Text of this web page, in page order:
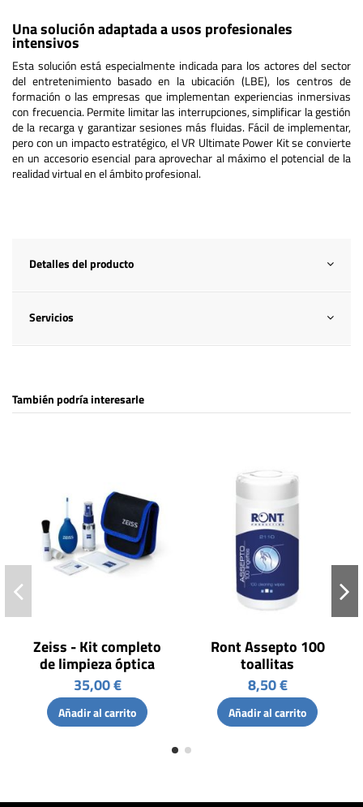
Una solución adaptada a usos profesionales
intensivos
Esta solución está especialmente indicada para los actores del sector
del entretenimiento basado en la ubicación (LBE), los centros de
formación o las empresas que implementan experiencias inmersivas
con frecuencia. Permite limitar las interrupciones, simplificar la gestión
de la recarga y garantizar sesiones más fluidas. Fácil de implementar,
pero con un impacto estratégico, el VR Ultimate Power Kit se convierte
en un accesorio esencial para aprovechar al máximo el potencial de la
realidad virtual en el ámbito profesional.
Detalles del producto
Servicios
También podría interesarle
Zeiss - Kit completo
de limpieza óptica
35,00 €
Añadir al carrito
Ront Assepto 100
toallitas
8,50 €
Añadir al carrito